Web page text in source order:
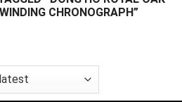
CHRONOGRAPH”